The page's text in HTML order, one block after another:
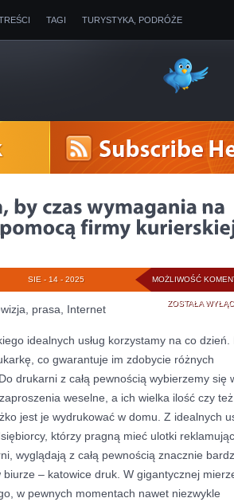
TAGI TURYSTYKA, PODRÓŻE
MOŻLIWOŚĆ
ZOSTAŁA
SIE - 14 - 2025
prasa, Internet
idealnych usług korzystamy na co dzień.
co gwarantuje im zdobycie różnych
drukarni z całą pewnością wybierzemy się
weselne, a ich wielka ilość czy też
jest je wydrukować w domu. Z idealnych
którzy pragną mieć ulotki
wyglądają z całą pewnością znacznie
– katowice druk. W gigantycznej
w pewnych momentach nawet niezwykle